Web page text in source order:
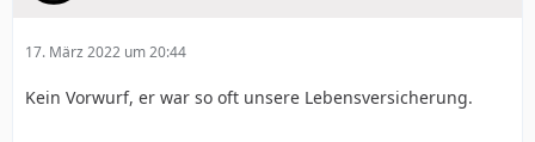
17. März 2022 um 20:44
Kein Vorwurf, er war so oft unsere Lebensversicherung.